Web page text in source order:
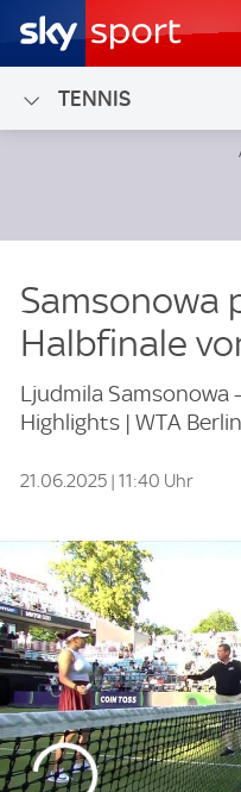
TENNIS
Samsonowa
Halbfinale
Ljudmila Samsonowa
Highlights | WTA Berlin
21.06.2025 | 11:40 Uhr